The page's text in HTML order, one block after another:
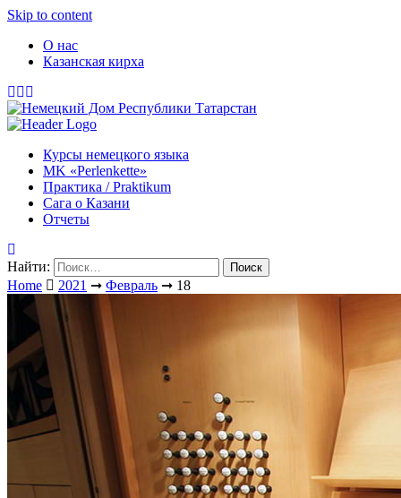
Skip to content
О нас
Казанская кирха
Курсы немецкого языка
МK «Perlenkette»
Практика / Praktikum
Сага о Казани
Отчеты
Найти:
Home
2021 ➞ Февраль ➞ 18